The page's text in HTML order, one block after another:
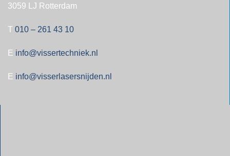
3059 LJ Rotterdam
T 010 – 261 43 10
E info@vissertechniek.nl
E info@visserlasersnijden.nl